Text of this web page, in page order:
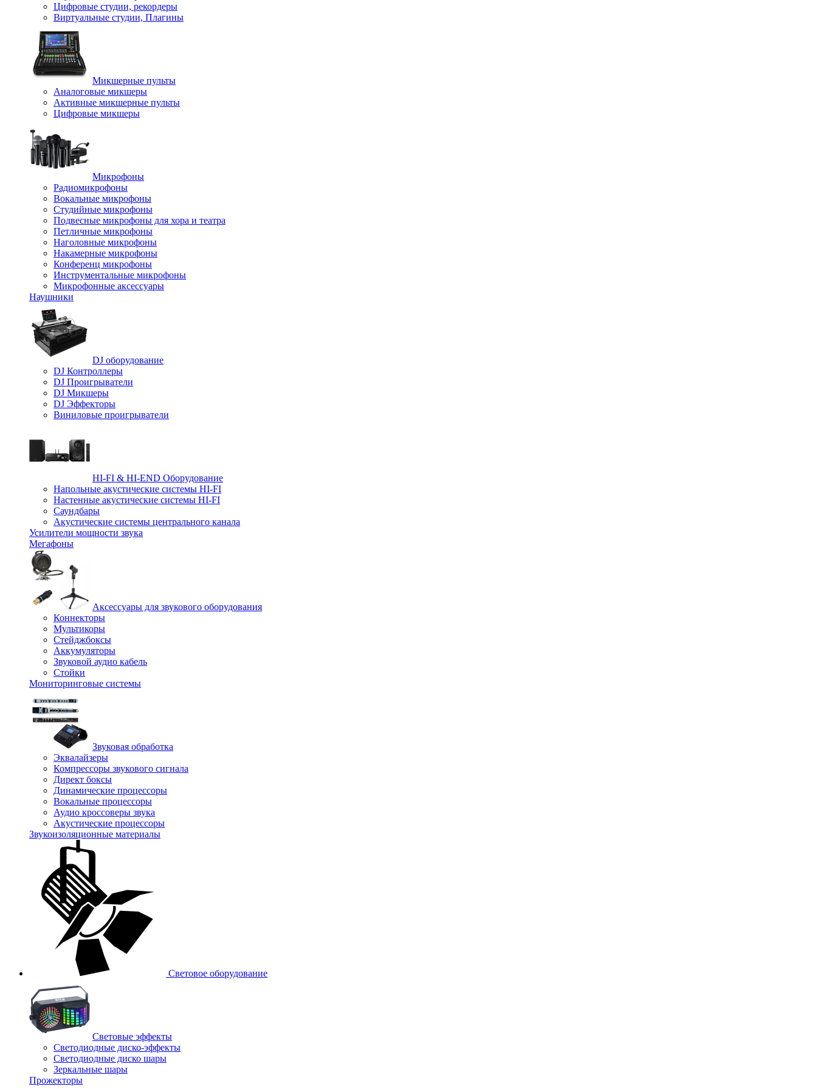
Цифровые студии, рекордеры
Виртуальные студии, Плагины
Микшерные пульты
Аналоговые микшеры
Активные микшерные пульты
Цифровые микшеры
Микрофоны
Радиомикрофоны
Вокальные микрофоны
Студийные микрофоны
Подвесные микрофоны для хора и театра
Петличные микрофоны
Наголовные микрофоны
Накамерные микрофоны
Конференц микрофоны
Инструментальные микрофоны
Микрофонные аксессуары
Наушники
DJ оборудование
DJ Контроллеры
DJ Проигрыватели
DJ Микшеры
DJ Эффекторы
Виниловые проигрыватели
HI-FI & HI-END Оборудование
Напольные акустические системы HI-FI
Настенные акустические системы HI-FI
Саундбары
Акустические системы центрального канала
Усилители мощности звука
Мегафоны
Аксессуары для звукового оборудования
Коннекторы
Мультикоры
Стейджбоксы
Аккумуляторы
Звуковой аудио кабель
Стойки
Мониторинговые системы
Звуковая обработка
Эквалайзеры
Компрессоры звукового сигнала
Директ боксы
Динамические процессоры
Вокальные процессоры
Аудио кроссоверы звука
Акустические процессоры
Звукоизоляционные материалы
Световое оборудование
Световые эффекты
Светодиодные диско-эффекты
Светодиодные диско шары
Зеркальные шары
Прожекторы